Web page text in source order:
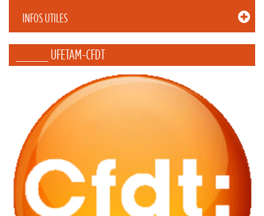
INFOS UTILES
_____ UFETAM-CFDT